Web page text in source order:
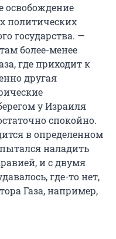
освобождение
политических
государства. —
более-менее
где приходит к
другая
у Израиля
спокойно.
в определенном
наладить
и с двумя
где-то нет,
Газа, например,